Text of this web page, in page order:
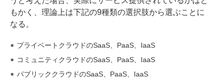
もかく、理論上は下記の9種類の選択肢から選ぶことに
なる。
プライベートクラウドのSaaS、PaaS、IaaS
コミュニティクラウドのSaaS、PaaS、IaaS
パブリッククラウドのSaaS、PaaS、IaaS